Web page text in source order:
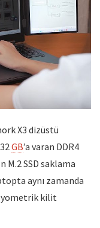
X3 dizüstü
GB’a varan DDR4
M.2 SSD saklama
aynı zamanda
kilit